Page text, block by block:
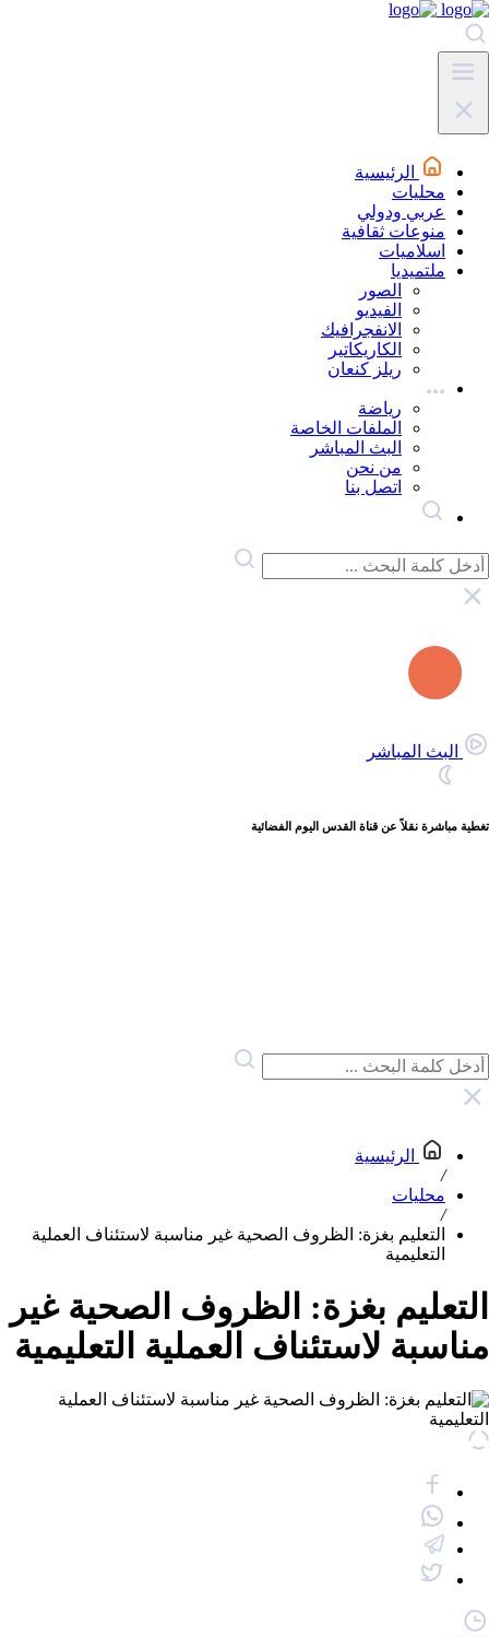
الرئيسية
محليات
عربي ودولي
منوعات ثقافية
اسلاميات
ملتميديا
الصور
الفيديو
الانفجرافيك
الكاريكاتير
ريلز كنعان
رياضة
الملفات الخاصة
البث المباشر
من نحن
اتصل بنا
البث المباشر
تغطية مباشرة نقلاً عن قناة القدس اليوم الفضائية
الرئيسية
/
محليات
/
التعليم بغزة: الظروف الصحية غير مناسبة لاستئناف العملية
التعليمية
التعليم بغزة: الظروف الصحية غير
مناسبة لاستئناف العملية التعليمية